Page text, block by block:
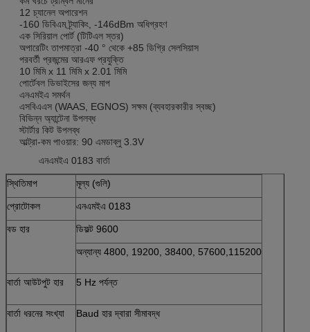
12 চ্যানেল অপারেশন
-160 ডিবিএম ট্র্যাকিং, -146dBm অধিগ্রহণ
এক সিরিয়াল পোর্ট (টিটিএল স্তর)
অপারেটিং তাপমাত্রা -40 ° থেকে +85 ডিগ্রি সেলসিয়াস
পরবর্তী প্রজন্মের আরএফ প্রযুক্তি
10 মিমি x 11 মিমি x 2.01 মিমি
পোর্টেবল ডিভাইসের জন্য মাপ
এনএমইএ সমর্থন
এসবিএএস (WAAS, EGNOS) সক্ষম (ব্যবহারকারীর স্বচ্ছ)
বিভিন্ন অ্যান্টেনা উপলব্ধ
স্টার্টার কিট উপলব্ধ
আল্ট্রা-কম পাওয়ার: 90 এমডাব্লু 3.3V
এনএমইএ 0183 বার্তা
স্থিতিমাপ মূল্য (গুলি)
প্রোটোকল এনএমইএ 0183
বড হার ডিফল্ট 9600
অন্যান্য 4800, 19200, 38400, 57600,115200
বার্তা আউটপুট হার 5 Hz পর্যন্ত
বার্তা ধরনের সংখ্যা Baud হার দ্বারা সীমাবদ্ধ